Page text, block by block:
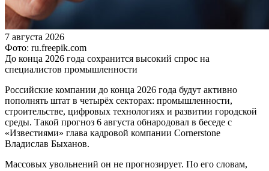
7 августа 2026
Фото: ru.freepik.com
До конца 2026 года сохранится высокий спрос на
специалистов промышленности
Российские компании до конца 2026 года будут активно
пополнять штат в четырёх секторах: промышленности,
строительстве, цифровых технологиях и развитии городской
среды. Такой прогноз 6 августа обнародовал в беседе с
«Известиями» глава кадровой компании Cornerstone
Владислав Быханов.
Массовых увольнений он не прогнозирует. По его словам,